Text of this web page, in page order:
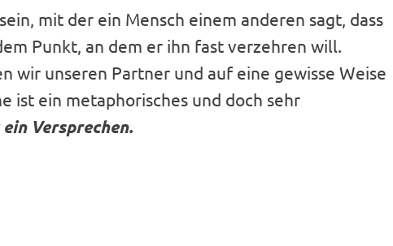
mit der ein Mensch einem anderen sagt, dass
Punkt, an dem er ihn fast verzehren will.
wir unseren Partner und auf eine gewisse Weise
ist ein metaphorisches und doch sehr
Versprechen.